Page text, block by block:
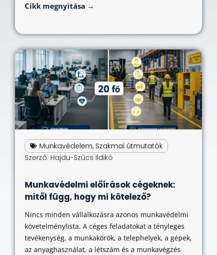
Cikk megnyitása →
Munkavédelem, Szakmai útmutatók
Szerző: Hajdu-Szűcs Ildikó
Munkavédelmi előírások cégeknek:
mitől függ, hogy mi kötelező?
Nincs minden vállalkozásra azonos munkavédelmi
követelménylista. A céges feladatokat a tényleges
tevékenység, a munkakörök, a telephelyek, a gépek,
az anyaghasználat, a létszám és a munkavégzés